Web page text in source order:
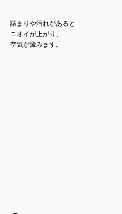
詰まりや汚れがあると
ニオイが上がり、
空気が澱みます。